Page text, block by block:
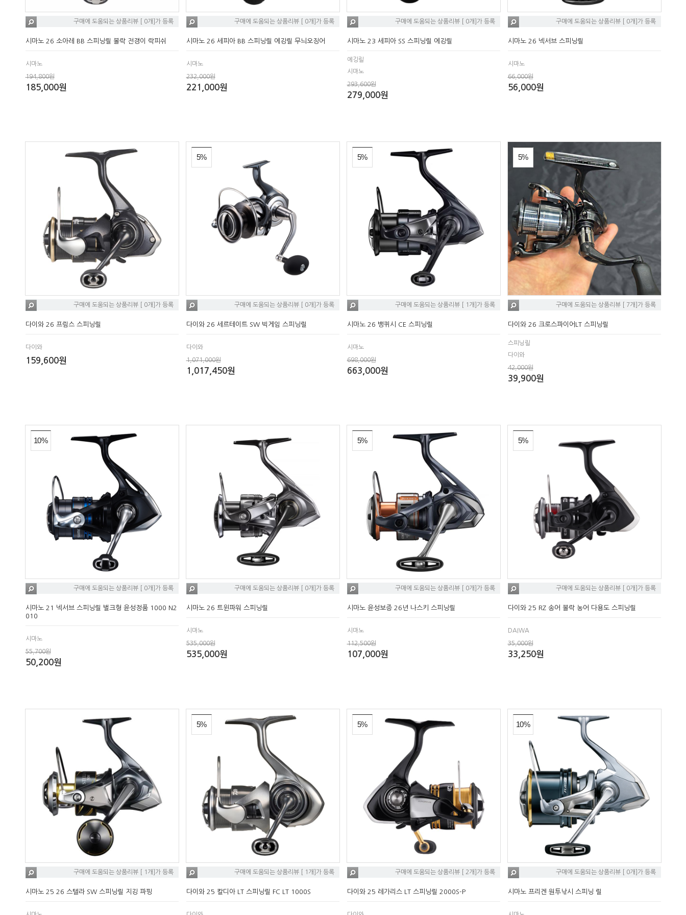
구매에 도움되는 상품리뷰 [ 0개]가 등록
시마노 26 소아레 BB 스피닝릴 볼락 전갱이 락피쉬
시마노
194,800원
185,000원
구매에 도움되는 상품리뷰 [ 0개]가 등록
시마노 26 세피아 BB 스피닝릴 에깅릴 무늬오징어
시마노
232,000원
221,000원
구매에 도움되는 상품리뷰 [ 0개]가 등록
시마노 23 세피아 SS 스피닝릴 에깅릴
에깅릴
시마노
293,600원
279,000원
구매에 도움되는 상품리뷰 [ 0개]가 등록
시마노 26 넥서브 스피닝릴
시마노
66,000원
56,000원
구매에 도움되는 상품리뷰 [ 0개]가 등록
다이와 26 프림스 스피닝릴
다이와
159,600원
5%
구매에 도움되는 상품리뷰 [ 0개]가 등록
다이와 26 세르테이트 SW 빅게임 스피닝릴
다이와
1,071,000원
1,017,450원
5%
구매에 도움되는 상품리뷰 [ 1개]가 등록
시마노 26 뱅퀴시 CE 스피닝릴
시마노
698,000원
663,000원
5%
구매에 도움되는 상품리뷰 [ 7개]가 등록
다이와 26 크로스파이어LT 스피닝릴
스피닝릴
다이와
42,000원
39,900원
10%
구매에 도움되는 상품리뷰 [ 0개]가 등록
시마노 21 넥서브 스피닝릴 벌크형 윤성정품 1000 N2
010
시마노
55,700원
50,200원
구매에 도움되는 상품리뷰 [ 0개]가 등록
시마노 26 트윈파워 스피닝릴
시마노
535,000원
535,000원
5%
구매에 도움되는 상품리뷰 [ 0개]가 등록
시마노 윤성보증 26년 나스키 스피닝릴
시마노
112,500원
107,000원
5%
구매에 도움되는 상품리뷰 [ 0개]가 등록
다이와 25 RZ 송어 볼락 농어 다용도 스피닝릴
DAIWA
35,000원
33,250원
구매에 도움되는 상품리뷰 [ 1개]가 등록
시마노 25 26 스텔라 SW 스피닝릴 지깅 파핑
5%
구매에 도움되는 상품리뷰 [ 1개]가 등록
다이와 25 칼디아 LT 스피닝릴 FC LT 1000S
5%
구매에 도움되는 상품리뷰 [ 2개]가 등록
다이와 25 레가리스 LT 스피닝릴 2000S-P
10%
구매에 도움되는 상품리뷰 [ 0개]가 등록
시마노 프리겐 원투낚시 스피닝 릴